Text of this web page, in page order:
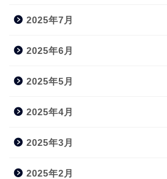
2025年7月
2025年6月
2025年5月
2025年4月
2025年3月
2025年2月